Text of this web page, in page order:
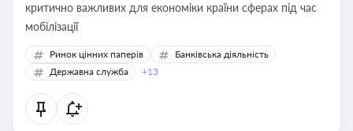
критично важливих для економіки країни сферах під час
мобілізації
Ринок цінних паперів
Банківська діяльність
Державна служба
+13